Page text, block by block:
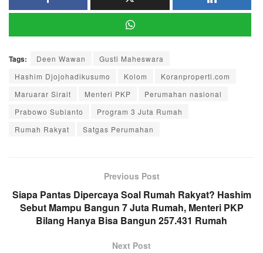
Tags: Deen Wawan
Gusti Maheswara
Hashim Djojohadikusumo
Kolom
Koranproperti.com
Maruarar Sirait
Menteri PKP
Perumahan nasional
Prabowo Subianto
Program 3 Juta Rumah
Rumah Rakyat
Satgas Perumahan
Previous Post
Siapa Pantas Dipercaya Soal Rumah Rakyat? Hashim
Sebut Mampu Bangun 7 Juta Rumah, Menteri PKP
Bilang Hanya Bisa Bangun 257.431 Rumah
Next Post